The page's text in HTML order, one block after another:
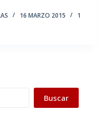
16 MARZO 2015
1
Buscar